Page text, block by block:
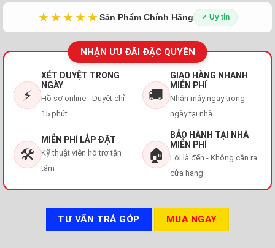
★★★★★Sản Phẩm Chính Hãng ✓ Uy tín
NHẬN ƯU ĐÃI ĐẶC QUYỀN
⚡
XÉT DUYỆT TRONG
NGÀY
Hồ sơ online - Duyệt chỉ
15 phút
🚚
GIAO HÀNG NHANH
MIỄN PHÍ
Nhận máy ngay trong
ngày tại nhà
🛠️
MIỄN PHÍ LẮP ĐẶT
Kỹ thuật viên hỗ trợ tận
tâm
🏠
BẢO HÀNH TẠI NHÀ
MIỄN PHÍ
Lỗi là đến - Không cần ra
cửa hàng
TƯ VẤN TRẢ GÓP MUA NGAY